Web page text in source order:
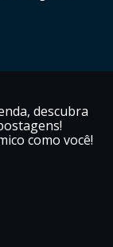
descubra
como você!